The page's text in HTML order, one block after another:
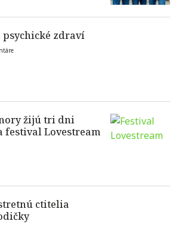
psychické zdraví
žijú tri dni
festival Lovestream
ctitelia